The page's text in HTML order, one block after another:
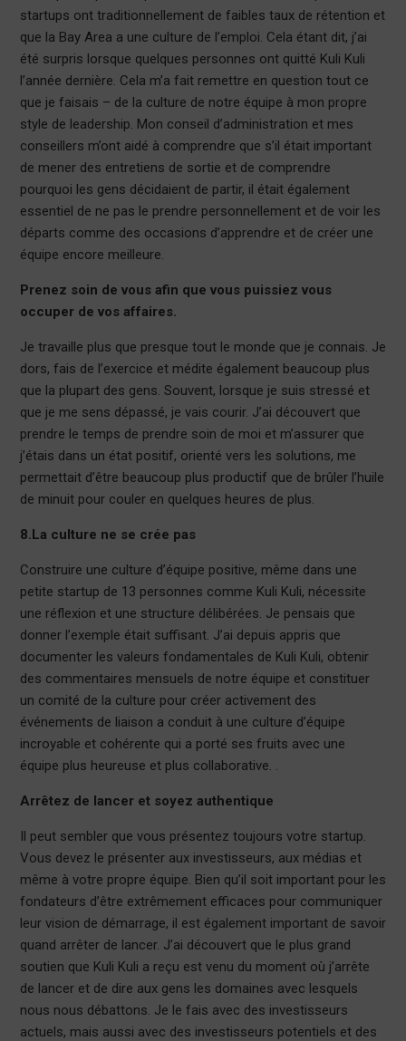
startups ont traditionnellement de faibles taux de rétention et
que la Bay Area a une culture de l’emploi. Cela étant dit, j’ai
été surpris lorsque quelques personnes ont quitté Kuli Kuli
l’année dernière. Cela m’a fait remettre en question tout ce
que je faisais – de la culture de notre équipe à mon propre
style de leadership. Mon conseil d’administration et mes
conseillers m’ont aidé à comprendre que s’il était important
de mener des entretiens de sortie et de comprendre
pourquoi les gens décidaient de partir, il était également
essentiel de ne pas le prendre personnellement et de voir les
départs comme des occasions d’apprendre et de créer une
équipe encore meilleure.
Prenez soin de vous afin que vous puissiez vous
occuper de vos affaires.
Je travaille plus que presque tout le monde que je connais. Je
dors, fais de l’exercice et médite également beaucoup plus
que la plupart des gens. Souvent, lorsque je suis stressé et
que je me sens dépassé, je vais courir. J’ai découvert que
prendre le temps de prendre soin de moi et m’assurer que
j’étais dans un état positif, orienté vers les solutions, me
permettait d’être beaucoup plus productif que de brûler l’huile
de minuit pour couler en quelques heures de plus.
8.La culture ne se crée pas
Construire une culture d’équipe positive, même dans une
petite startup de 13 personnes comme Kuli Kuli, nécessite
une réflexion et une structure délibérées. Je pensais que
donner l’exemple était suffisant. J’ai depuis appris que
documenter les valeurs fondamentales de Kuli Kuli, obtenir
des commentaires mensuels de notre équipe et constituer
un comité de la culture pour créer activement des
événements de liaison a conduit à une culture d’équipe
incroyable et cohérente qui a porté ses fruits avec une
équipe plus heureuse et plus collaborative. .
Arrêtez de lancer et soyez authentique
Il peut sembler que vous présentez toujours votre startup.
Vous devez le présenter aux investisseurs, aux médias et
même à votre propre équipe. Bien qu’il soit important pour les
fondateurs d’être extrêmement efficaces pour communiquer
leur vision de démarrage, il est également important de savoir
quand arrêter de lancer. J’ai découvert que le plus grand
soutien que Kuli Kuli a reçu est venu du moment où j’arrête
de lancer et de dire aux gens les domaines avec lesquels
nous nous débattons. Je le fais avec des investisseurs
actuels, mais aussi avec des investisseurs potentiels et des